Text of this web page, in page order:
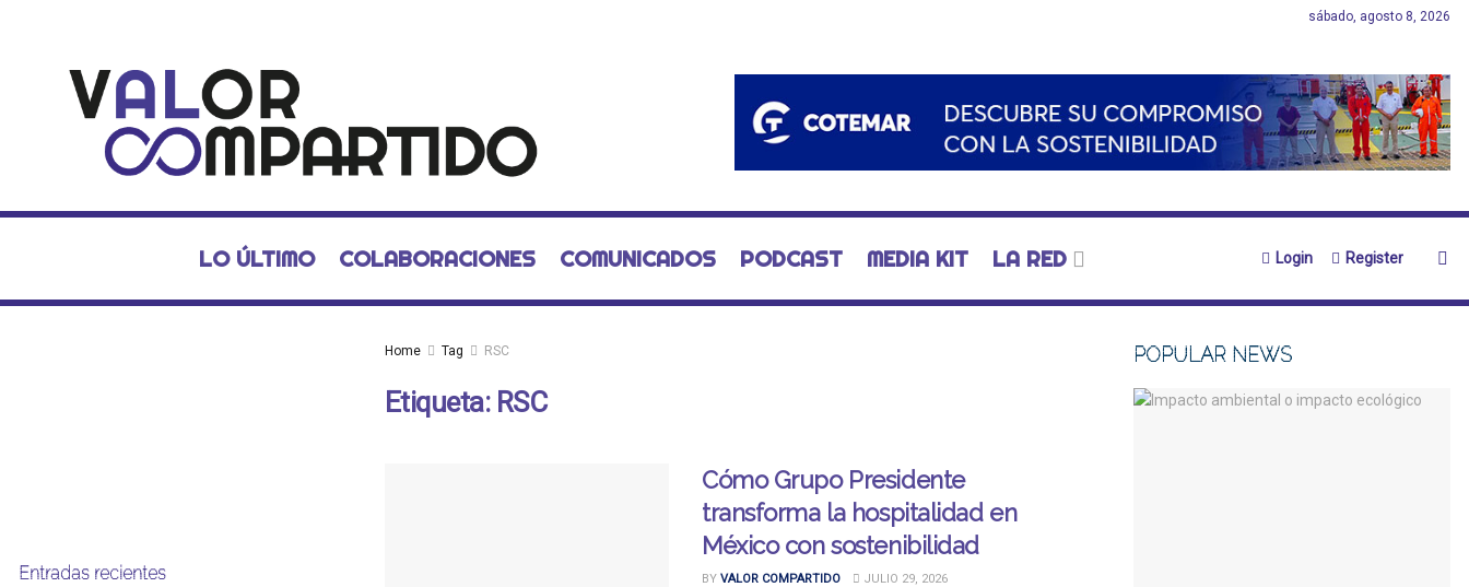
sábado, agosto 8, 2026
LO ÚLTIMO COLABORACIONES COMUNICADOS PODCAST MEDIA KIT LA RED Login Register
Home Tag RSC
Etiqueta: RSC
Cómo Grupo Presidente
transforma la hospitalidad en
México con sostenibilidad
BY VALOR COMPARTIDO JULIO 29, 2026
Entradas recientes
POPULAR NEWS